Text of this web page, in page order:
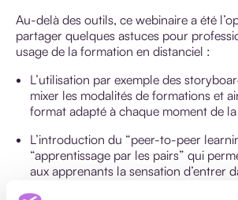
Au-delà des outils, ce webinaire a été
partager quelques astuces pour
usage de la formation en distanciel :
L’utilisation par exemple des
mixer les modalités de formations et
format adapté à chaque moment de
L’introduction du “peer-to-peer
“apprentissage par les pairs” qui
aux apprenants la sensation d’entrer